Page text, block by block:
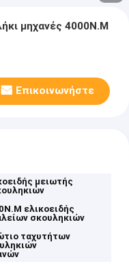
μηχανές 4000N.M
Επικοινωνήστε
μειωτής
ελικοειδής
σκουληκιών
ταχυτήτων